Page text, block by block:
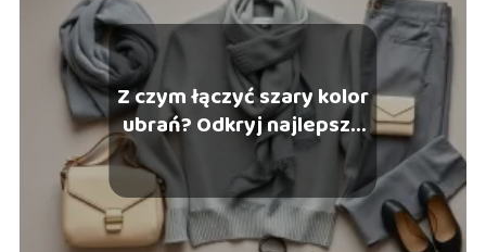
Z czym łączyć szary kolor
ubrań? Odkryj najlepsze
połączenia!